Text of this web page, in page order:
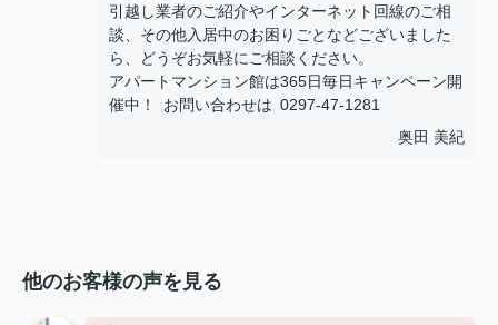
引越し業者のご紹介やインターネット回線のご相
談、その他入居中のお困りごとなどございました
ら、どうぞお気軽にご相談ください。
アパートマンション館は365日毎日キャンペーン開
催中！ お問い合わせは 0297-47-1281
奥田 美紀
他のお客様の声を見る